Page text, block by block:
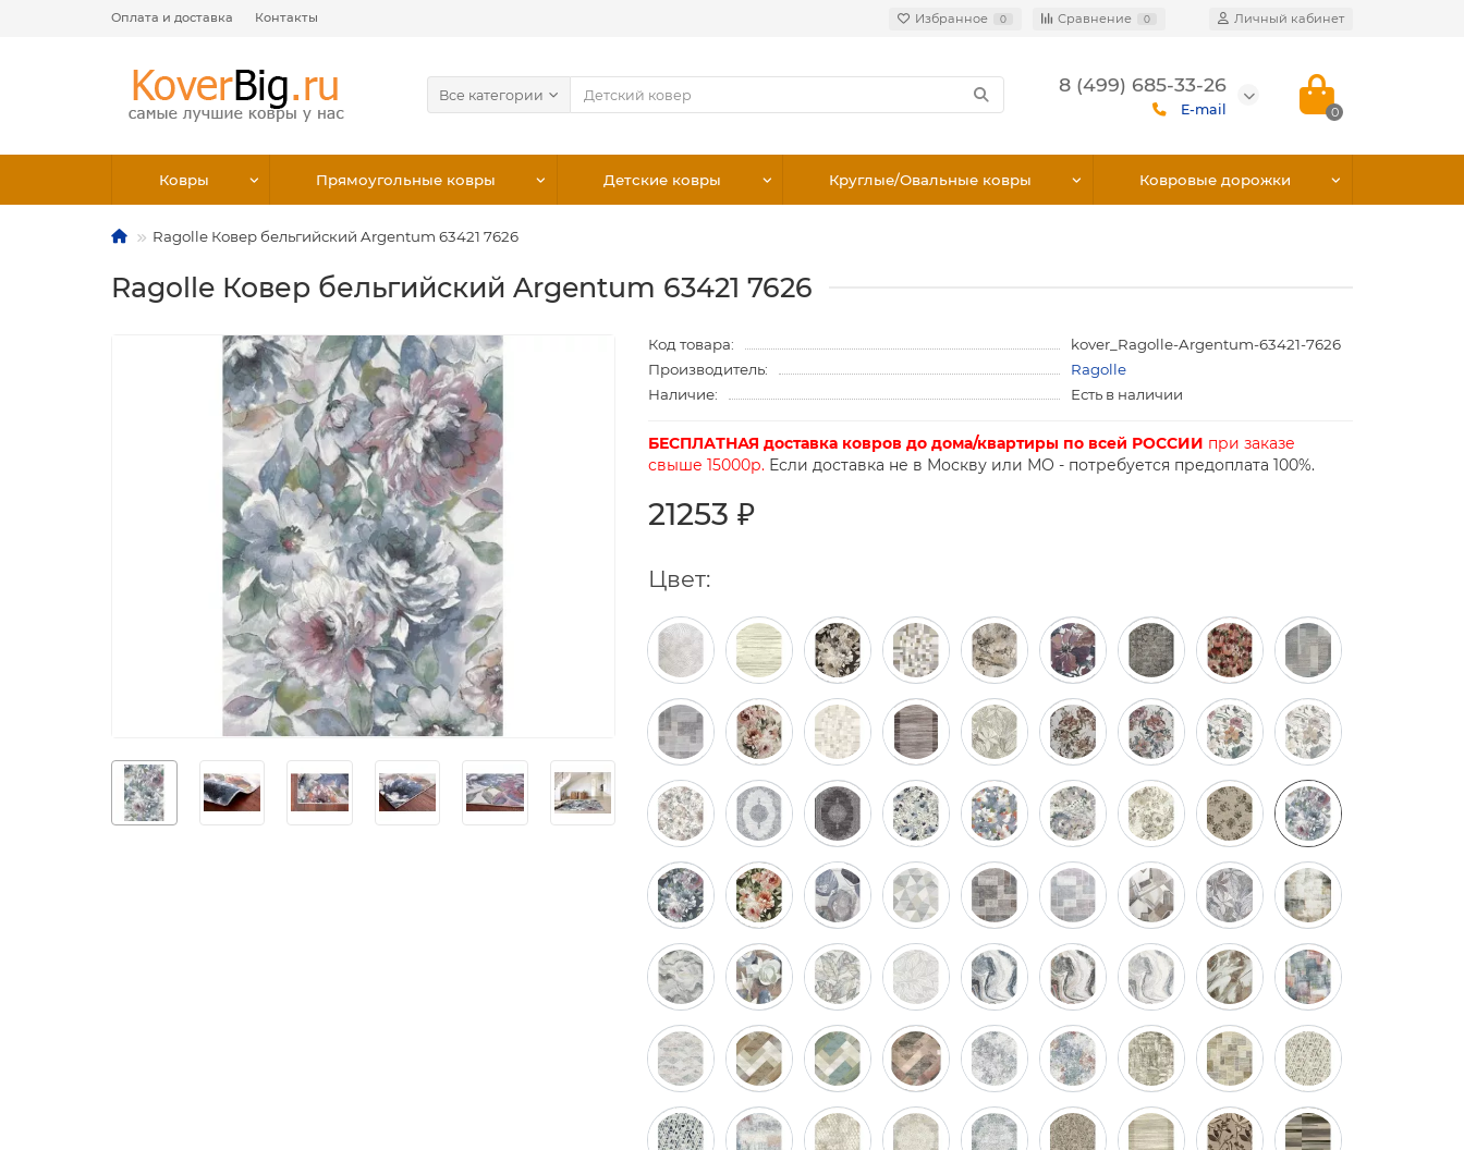
Оплата и доставка Контакты Избранное 0 Сравнение 0 Личный кабинет
Все категории 8 (499) 685-33-26
E-mail 0
Ковры Прямоугольные ковры Детские ковры Круглые/Овальные ковры Ковровые дорожки
Ragolle Ковер бельгийский Argentum 63421 7626
Ragolle Ковер бельгийский Argentum 63421 7626
Код товара:
kover_Ragolle-Argentum-63421-7626
Производитель:
Ragolle
Наличие:
Есть в наличии
БЕСПЛАТНАЯ доставка ковров до дома/квартиры по всей РОССИИ при заказе
свыше 15000р. Если доставка не в Москву или МО - потребуется предоплата 100%.
21253 ₽
Цвет: